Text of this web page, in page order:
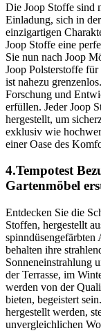
Die Joop Stoffe sind
Einladung, sich in
einzigartigen
Joop Stoffe eine
Sie nun nach Joop
Joop Polsterstoffe
ist nahezu
Forschung und
erfüllen. Jeder Joop
hergestellt, um
exklusiv wie
einer Oase des
4.Tempotest
Gartenmöbel
Entdecken Sie die
Stoffen, hergestellt
spinndüsengefärbten
behalten ihre
Sonneneinstrahlung
der Terrasse, im
werden von der
bieten, begeistert
hergestellt werden,
unvergleichlichen